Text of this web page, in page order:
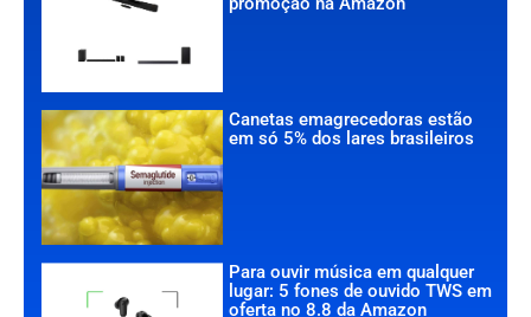
Canetas emagrecedoras estão
em só 5% dos lares brasileiros
Para ouvir música em qualquer
lugar: 5 fones de ouvido TWS em
oferta no 8.8 da Amazon